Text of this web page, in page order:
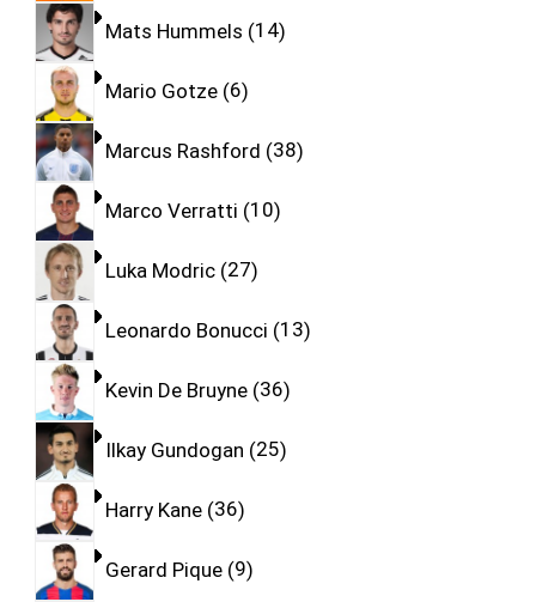
Mats Hummels 14
Mario Gotze 6
Marcus Rashford 38
Marco Verratti 10
Luka Modric 27
Leonardo Bonucci 13
Kevin De Bruyne 36
Ilkay Gundogan 25
Harry Kane 36
Gerard Pique 9